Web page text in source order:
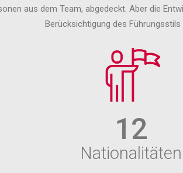
aus dem Team, abgedeckt. Aber die
Berücksichtigung des Führungsstils
12
Nationalitäten